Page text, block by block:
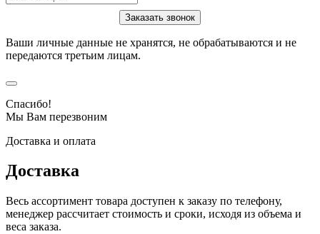
Ваши личные данные не хранятся, не обрабатываются и не
передаются третьим лицам.
Спасибо!
Мы Вам перезвоним
Доставка и оплата
Доставка
Весь ассортимент товара доступен к заказу по телефону,
менеджер рассчитает стоимость и сроки, исходя из объема и
веса заказа.